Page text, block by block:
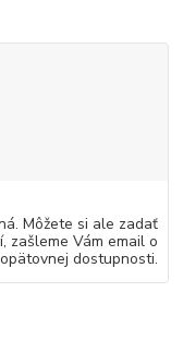
Môžete si ale zadať
zašleme Vám email o
opätovnej dostupnosti.